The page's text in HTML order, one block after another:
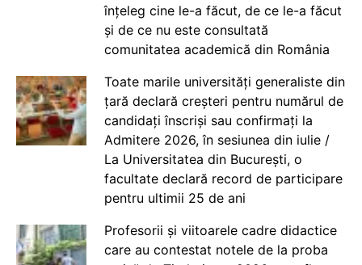
înțeleg cine le-a făcut, de ce le-a făcut
și de ce nu este consultată
comunitatea academică din România
Toate marile universități generaliste din
țară declară creșteri pentru numărul de
candidați înscriși sau confirmați la
Admitere 2026, în sesiunea din iulie /
La Universitatea din București, o
facultate declară record de participare
pentru ultimii 25 de ani
Profesorii și viitoarele cadre didactice
care au contestat notele de la proba